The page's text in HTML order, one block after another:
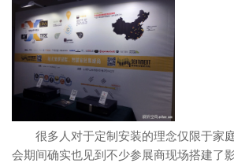
很多人对于定制安装的理念仅限于家
会期间确实也见到不少参展商现场搭建了